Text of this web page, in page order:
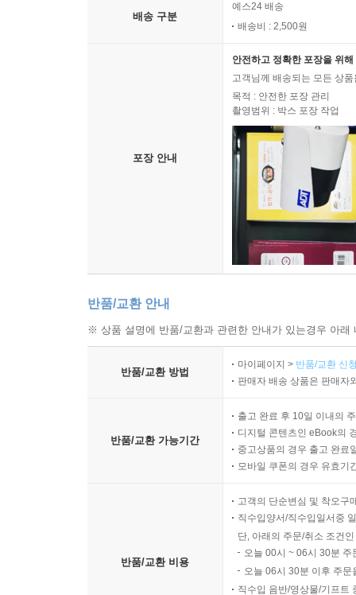
배송 구분
예스24 배송
배송비 : 2,500원
포장 안내
안전하고 정확한 포장을 위
고객님께 배송되는 모든 상
목적 : 안전한 포장 관리
촬영범위 : 박스 포장 작업
반품/교환 안내
※ 상품 설명에 반품/교환과 관련한 안내가 있는경우 아
반품/교환 방법
마이페이지 > 반품/교환 신
판매자 배송 상품은 판매자
반품/교환 가능기간
출고 완료 후 10일 이내의
디지털 콘텐츠인 eBook의
중고상품의 경우 출고 완료
모바일 쿠폰의 경우 유효기
반품/교환 비용
고객의 단순변심 및 착오구
직수입양서/직수입일서중
단, 아래의 주문/취소 조건
오늘 00시 ~ 06시 30분
오늘 06시 30분 이후 주
직수입 음반/영상물/기프트